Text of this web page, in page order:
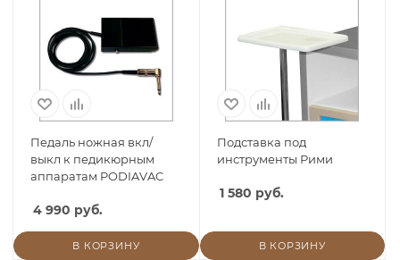
Педаль ножная вкл/
выкл к педикюрным
аппаратам PODIAVAC
4 990 руб.
В КОРЗИНУ
Подставка под
инструменты Рими
1 580 руб.
В КОРЗИНУ